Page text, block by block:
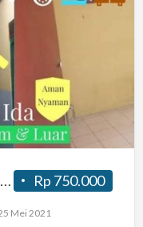
Rp 750.000
Kosan ibu ida (kamar mandi luar)
Mei 2021